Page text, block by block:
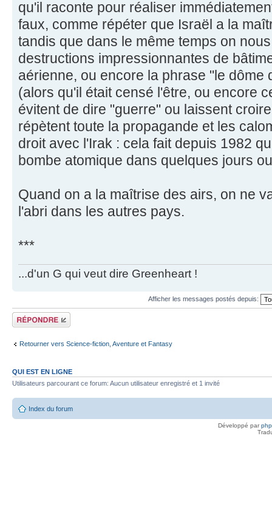
qu'il raconte pour réaliser
faux, comme répéter que Israël a la
tandis que dans le même temps on
destructions impressionnantes de
aérienne, ou encore la phrase "le dôme
(alors qu'il était censé l'être, ou encore
évitent de dire "guerre" ou laissent
répètent toute la propagande et les
droit avec l'Irak : cela fait depuis 1982
bombe atomique dans quelques jours
Quand on a la maîtrise des airs, on ne
l'abri dans les autres pays.
***
...d'un G qui veut dire Greenheart !
Afficher les messages postés depuis:
Répondre
Retourner vers Science-fiction, Aventure et Fantasy
QUI EST EN LIGNE
Utilisateurs parcourant ce forum: Aucun utilisateur enregistré et 1 invité
Index du forum
Développé par